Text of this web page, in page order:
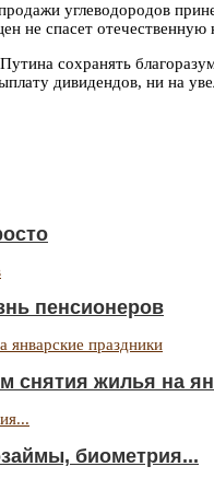
углеводородов
не спасет
сохранять
дивидендов, ни на
пенсионеров
снятия жилья на
биометрия...